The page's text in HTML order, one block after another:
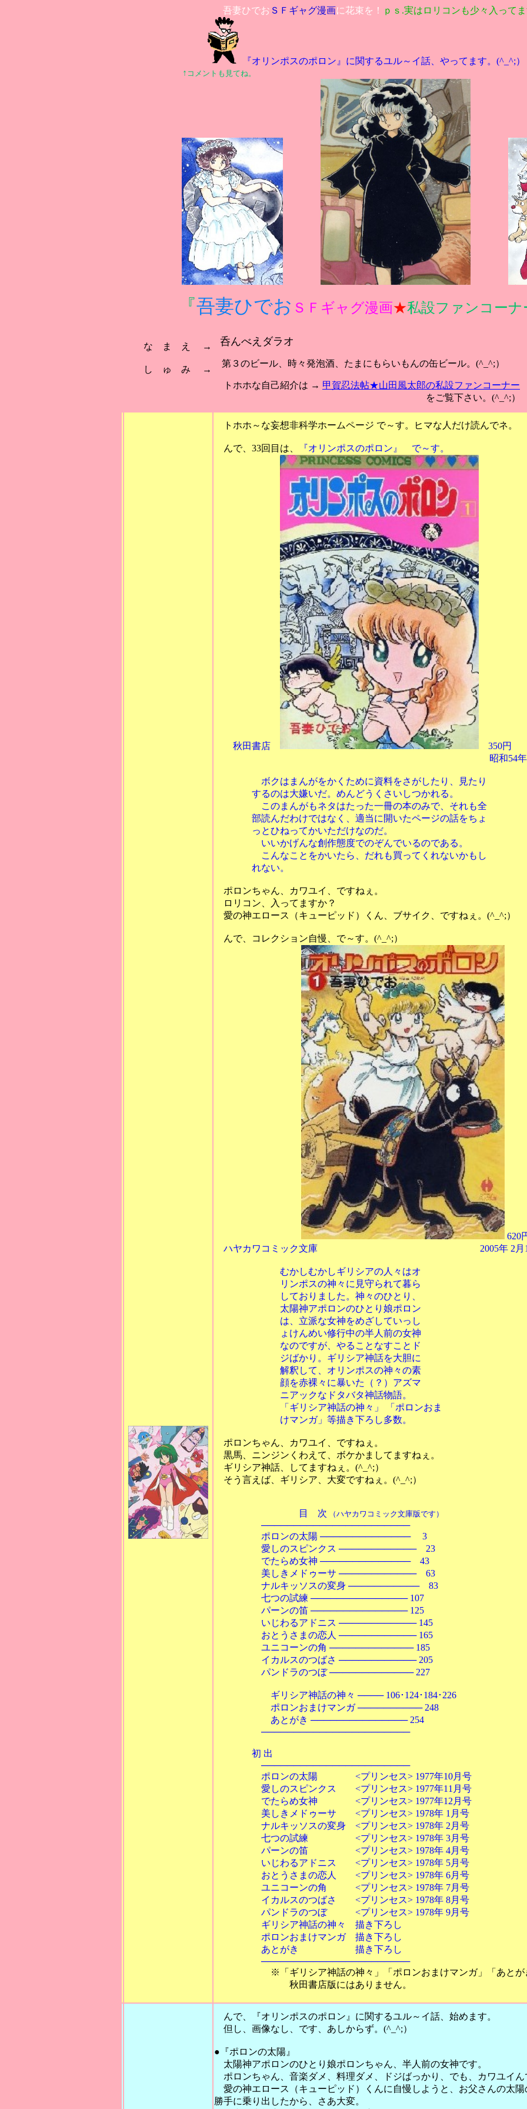
吾妻ひでお ＳＦギャグ漫画に花束を！ ｐｓ.実はロリコンも少々入って
『オリンポスのポロン』に関するユル～イ話、やってます。(^_^;）
↑ コメントも見てね。
『吾妻ひでお ＳＦギャグ漫画★私設ファンコーナ
な ま え →
し ゅ み →
呑んべえダラオ
第３のビール、時々発泡酒、たまにもらいもんの缶ビール。(^_^;）
トホホな自己紹介は → 甲賀忍法帖★山田風太郎の私設ファンコーナー
をご覧下さい。(^_^;）
トホホ～な妄想非科学ホームページ で～す。ヒマな人だけ読んでネ。
んで、33回目は、 『オリンポスのポロン』 で～す。
秋田書店
350円
昭和54年 ６月10日 初
ボクはまんがをかくために資料をさがしたり、見たり
するのは大嫌いだ。めんどうくさいしつかれる。
このまんがもネタはたった一冊の本のみで、それも全
部読んだわけではなく、適当に開いたページの話をちょ
っとひねってかいただけなのだ。
いいかげんな創作態度でのぞんでいるのである。
こんなことをかいたら、だれも買ってくれないかもし
れない。
ポロンちゃん、カワユイ、ですねぇ。
ロリコン、入ってますか？
愛の神エロース（キューピッド）くん、ブサイク、ですねぇ。(^_^;）
んで、コレクション自慢、で～す。(^_^;）
620
ハヤカワコミック文庫 2005年 2月15日
むかしむかしギリシアの人々はオ
リンポスの神々に見守られて暮ら
しておりました。神々のひとり、
太陽神アポロンのひとり娘ポロン
は、立派な女神をめざしていっし
ょけんめい修行中の半人前の女神
なのですが、やることなすことド
ジばかり。ギリシア神話を大胆に
解釈して、オリンポスの神々の素
顔を赤裸々に暴いた（？）アズマ
ニアックなドタバタ神話物語。
「ギリシア神話の神々」 「ポロンおま
けマンガ」等描き下ろし多数。
ポロンちゃん、カワユイ、ですねぇ。
黒馬、ニンジンくわえて、ボケかましてますねぇ。
ギリシア神話、してますねぇ。(^_^;）
そう言えば、ギリシア、大変ですねぇ。(^_^;）
目 次 （ハヤカワコミック文庫版です）
───────────────────────
ポロンの太陽 ────────────── 3
愛しのスピンクス ──────────── 23
でたらめ女神 ────────────── 43
美しきメドゥーサ ──────────── 63
ナルキッソスの変身 ─────────── 83
七つの試練 ─────────────── 107
パーンの笛 ─────────────── 125
いじわるアドニス ──────────── 145
おとうさまの恋人 ──────────── 165
ユニコーンの角 ───────────── 185
イカルスのつばさ ──────────── 205
パンドラのつぼ ───────────── 227
ギリシア神話の神々 ──── 106･124･184･226
ポロンおまけマンガ ────────── 248
あとがき ─────────────── 254
───────────────────────
初 出
───────────────────────
ポロンの太陽 <プリンセス> 1977年10月号
愛しのスピンクス <プリンセス> 1977年11月号
でたらめ女神 <プリンセス> 1977年12月号
美しきメドゥーサ <プリンセス> 1978年 1月号
ナルキッソスの変身 <プリンセス> 1978年 2月号
七つの試練 <プリンセス> 1978年 3月号
パーンの笛 <プリンセス> 1978年 4月号
いじわるアドニス <プリンセス> 1978年 5月号
おとうさまの恋人 <プリンセス> 1978年 6月号
ユニコーンの角 <プリンセス> 1978年 7月号
イカルスのつばさ <プリンセス> 1978年 8月号
パンドラのつぼ <プリンセス> 1978年 9月号
ギリシア神話の神々 描き下ろし
ポロンおまけマンガ 描き下ろし
あとがき 描き下ろし
───────────────────────
※「ギリシア神話の神々」「ポロンおまけマンガ」「あとが
秋田書店版にはありません。
んで、『オリンポスのポロン』に関するユル～イ話、始めます。
但し、画像なし、です、あしからず。(^_^;）
●『ポロンの太陽』
太陽神アポロンのひとり娘ポロンちゃん、半人前の女神です。
ポロンちゃん、音楽ダメ、料理ダメ、ドジばっかり、でも、カワユイん
愛の神エロース（キューピッド）くんに自慢しようと、お父さんの太陽
勝手に乗り出したから、さあ大変。